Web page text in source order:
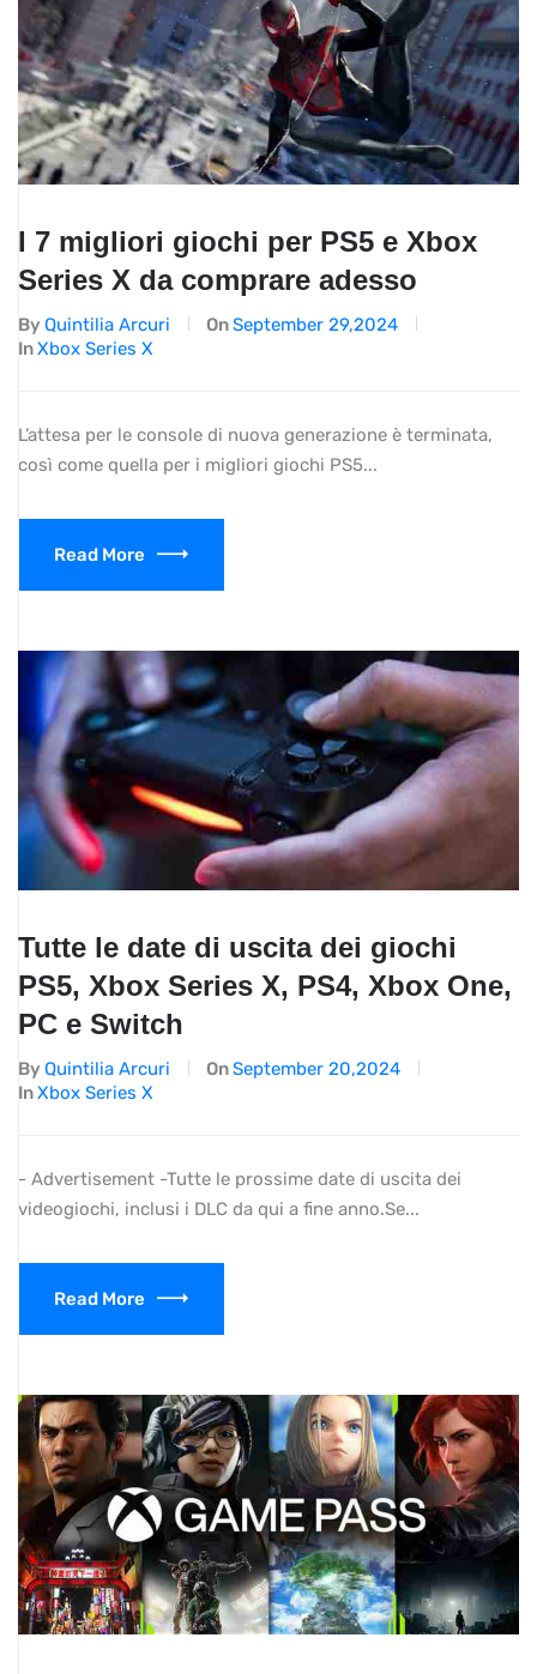
I 7 migliori giochi per PS5 e Xbox
Series X da comprare adesso
By Quintilia Arcuri OnSeptember 29,2024
InXbox Series X
L’attesa per le console di nuova generazione è terminata,
così come quella per i migliori giochi PS5...
Read More
Tutte le date di uscita dei giochi
PS5, Xbox Series X, PS4, Xbox One,
PC e Switch
By Quintilia Arcuri OnSeptember 20,2024
InXbox Series X
- Advertisement -Tutte le prossime date di uscita dei
videogiochi, inclusi i DLC da qui a fine anno.Se...
Read More